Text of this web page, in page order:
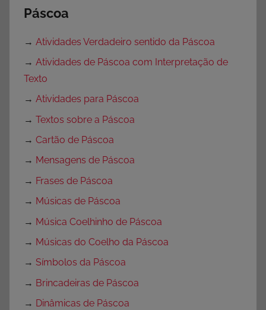
Páscoa
→ Atividades Verdadeiro sentido da Páscoa
→ Atividades de Páscoa com Interpretação de
Texto
→ Atividades para Páscoa
→ Textos sobre a Páscoa
→ Cartão de Páscoa
→ Mensagens de Páscoa
→ Frases de Páscoa
→ Músicas de Páscoa
→ Música Coelhinho de Páscoa
→ Músicas do Coelho da Páscoa
→ Símbolos da Páscoa
→ Brincadeiras de Páscoa
→ Dinâmicas de Páscoa